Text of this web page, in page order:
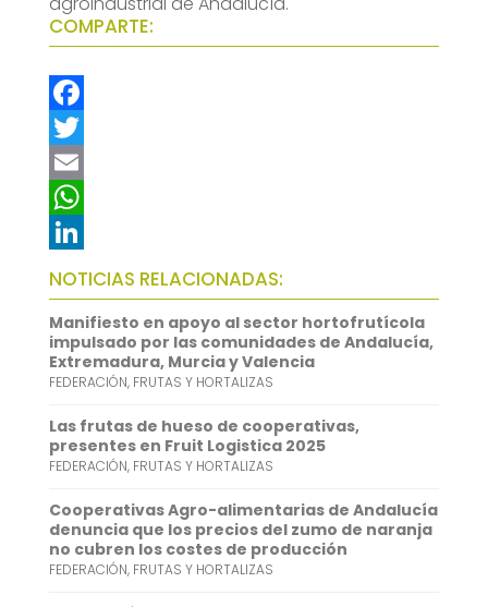
COMPARTE:
F
a
c
e
b
o
o
k
T
w
t
t
e
r
E
m
a
i
l
W
h
a
t
s
A
p
p
L
i
n
k
e
d
I
n
NOTICIAS RELACIONADAS:
Manifiesto en apoyo al sector hortofrutícola
impulsado por las comunidades de Andalucía,
Extremadura, Murcia y Valencia
FEDERACIÓN, FRUTAS Y HORTALIZAS
Las frutas de hueso de cooperativas,
presentes en Fruit Logistica 2025
FEDERACIÓN, FRUTAS Y HORTALIZAS
Cooperativas Agro-alimentarias de Andalucía
denuncia que los precios del zumo de naranja
no cubren los costes de producción
FEDERACIÓN, FRUTAS Y HORTALIZAS